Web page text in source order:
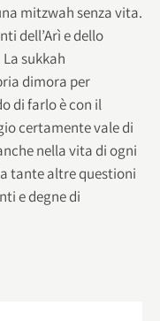
mitzwah senza vita.
dell’Arì e dello
sukkah
dimora per
di farlo è con il
certamente vale di
nella vita di ogni
tante altre questioni
e degne di